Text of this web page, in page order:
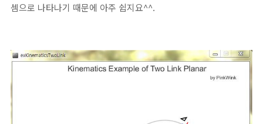
셈으로 나타나기 때문에 아주 쉽지요^^.